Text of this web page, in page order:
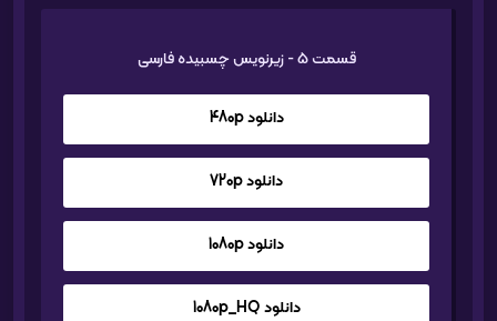
قسمت 5 - زیرنویس چسبیده فارسی
دانلود 480p
دانلود 720p
دانلود 1080p
دانلود 1080p_HQ